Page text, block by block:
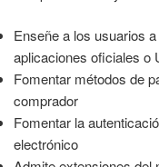
Enseñe a los usuarios
aplicaciones oficiales o
Fomentar métodos de
comprador
Fomentar la
electrónico